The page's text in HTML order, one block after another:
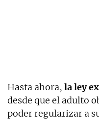
Hasta ahora, la ley
desde que el adulto
poder regularizar a